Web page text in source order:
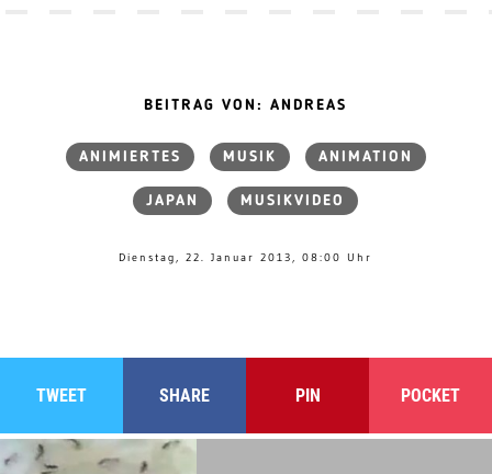
BEITRAG VON: ANDREAS
ANIMIERTES MUSIK ANIMATION
JAPAN MUSIKVIDEO
Dienstag, 22. Januar 2013, 08:00 Uhr
TWEET SHARE PIN POCKET